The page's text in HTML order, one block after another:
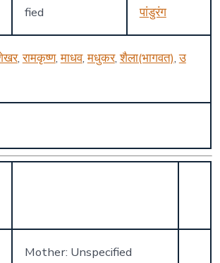
fied
पांडुरंग
,रामकृष्ण,माधव,मधुकर,शैला(भागवत),उ
Mother: Unspecified